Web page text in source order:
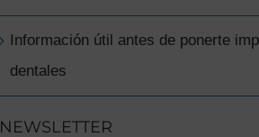
Información útil antes de ponerte
dentales
NEWSLETTER